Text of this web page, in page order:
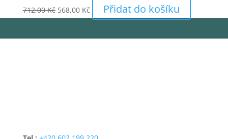
712,00Kč Původní
cena
712,00 Kč.
568,00 KčAktuální
cena
568,00 Kč.
Přidat do košíku